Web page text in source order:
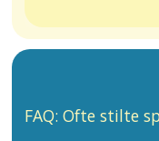
FAQ: Ofte stilte